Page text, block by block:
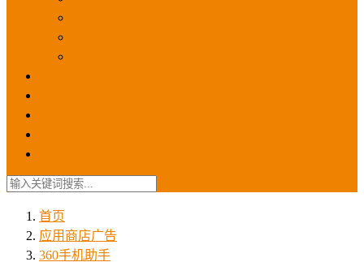
首页
应用商店广告
360手机助手